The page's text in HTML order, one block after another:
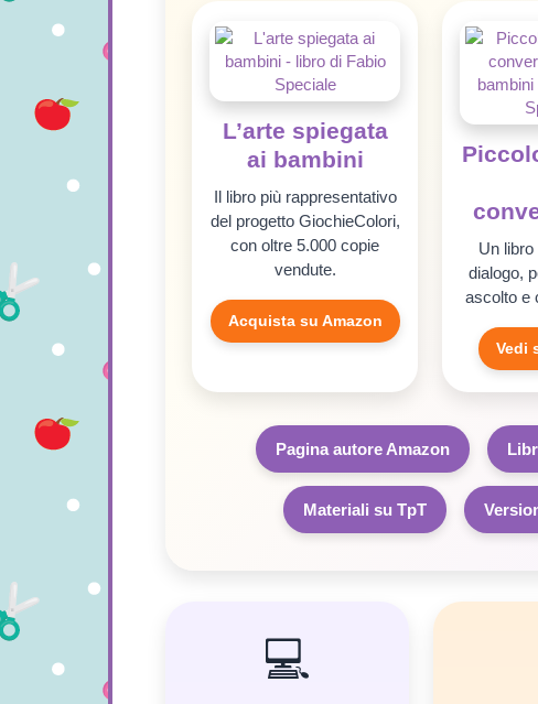
L’arte spiegata
ai bambini
Il libro più rappresentativo
del progetto GiochieColori,
con oltre 5.000 copie
vendute.
Acquista su Amazon
Un
dialogo,
ascolto e
Vedi
Pagina autore Amazon
Materiali su TpT
💻